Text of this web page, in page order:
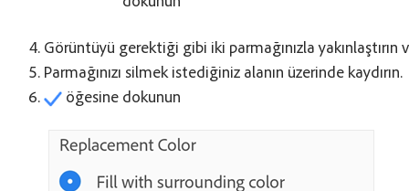
Görüntüyü gerektiği gibi iki parmağınızla yakınlaştırın
Parmağınızı silmek istediğiniz alanın üzerinde kaydırın.
öğesine dokunun